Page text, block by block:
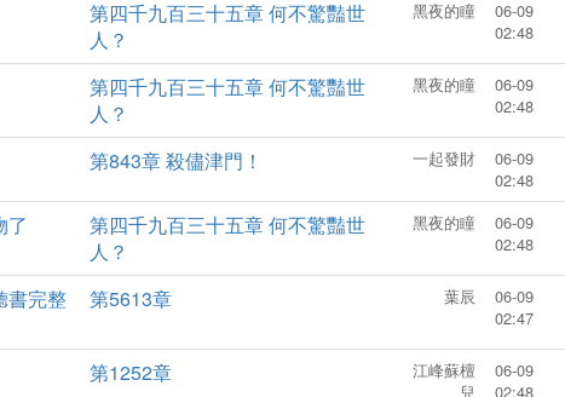
“顧墨寒！” 他跪下：“娘
我錯了……”。
米缸，還有被賣掉不知所
弟弟。 不論…。
空的米缸，還有被賣掉不知所
蹤的弟弟。 不論…。
第四千九百三十五章 何不驚豔世
人？
黑夜的瞳
06-09
02:48
第四千九百三十五章 何不驚豔世
人？
黑夜的瞳
06-09
02:48
第843章 殺儘津門！ 一起發財
06-09
02:48
了
第四千九百三十五章 何不驚豔世
人？
黑夜的瞳
06-09
02:48
書完整
第5613章 葉辰
06-09
02:47
第1252章
江峰蘇檀
兒
06-09
02:48